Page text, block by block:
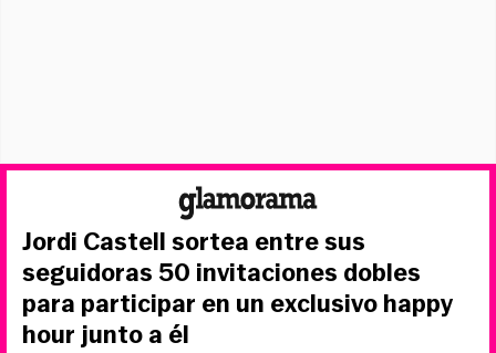
Jordi Castell sortea entre sus
seguidoras 50 invitaciones dobles
para participar en un exclusivo happy
hour junto a él